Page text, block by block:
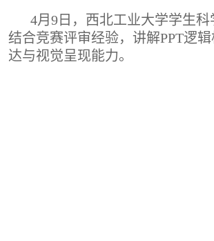
4月9日，西北工业大学学生
结合竞赛评审经验，讲解PPT逻
达与视觉呈现能力。